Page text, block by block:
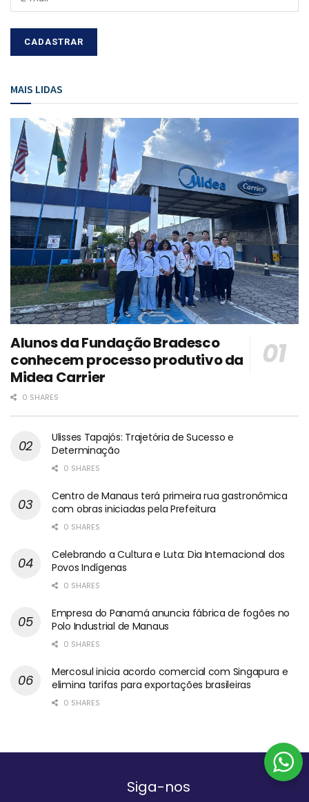
MAIS LIDAS
Alunos da Fundação Bradesco
conhecem processo produtivo da
Midea Carrier
0 SHARES
Ulisses Tapajós: Trajetória de Sucesso e
Determinação
0 SHARES
Centro de Manaus terá primeira rua gastronômica
com obras iniciadas pela Prefeitura
0 SHARES
Celebrando a Cultura e Luta: Dia Internacional dos
Povos Indígenas
0 SHARES
Empresa do Panamá anuncia fábrica de fogões no
Polo Industrial de Manaus
0 SHARES
Mercosul inicia acordo comercial com Singapura e
elimina tarifas para exportações brasileiras
0 SHARES
Siga-nos